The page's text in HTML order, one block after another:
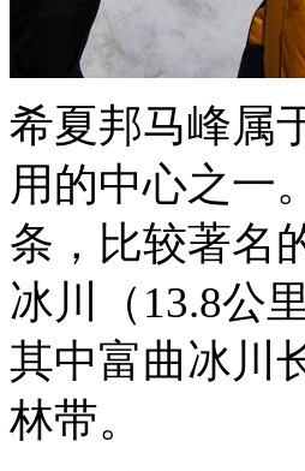
希夏邦马峰属
用的中心之一
条，比较著名
冰川（13.8公
其中富曲冰川
林带。